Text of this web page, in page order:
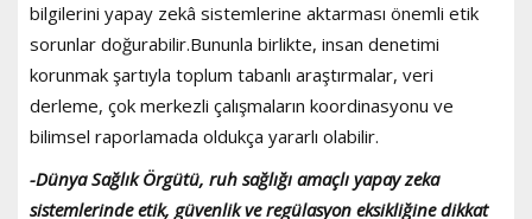
bilgilerini yapay zekâ sistemlerine aktarması önemli etik
sorunlar doğurabilir.Bununla birlikte, insan denetimi
korunmak şartıyla toplum tabanlı araştırmalar, veri
derleme, çok merkezli çalışmaların koordinasyonu ve
bilimsel raporlamada oldukça yararlı olabilir.
-Dünya Sağlık Örgütü, ruh sağlığı amaçlı yapay zeka
sistemlerinde etik, güvenlik ve regülasyon eksikliğine dikkat